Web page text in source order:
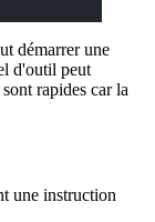
démarrer une
d'outil peut
rapides car la
une instruction